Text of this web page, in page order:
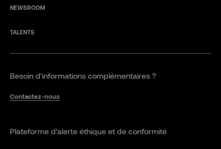
NEWSROOM
TALENTS
Besoin d'informations complémentaires ?
Contactez-nous
Plateforme d’alerte éthique et de conformité